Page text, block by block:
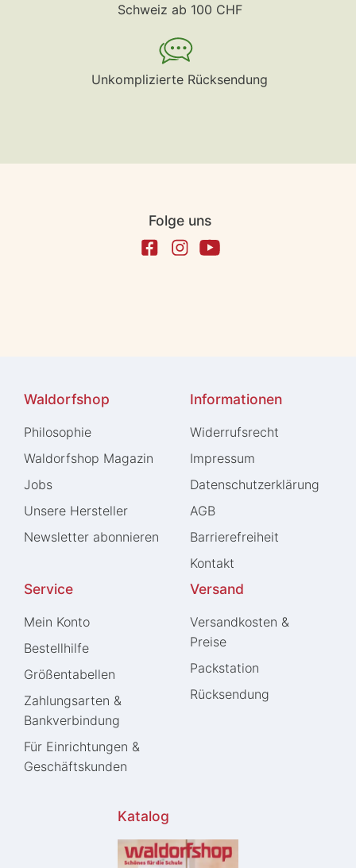
Schweiz ab 100 CHF
Unkomplizierte Rücksendung
Folge uns
Waldorfshop
Philosophie
Waldorfshop Magazin
Jobs
Unsere Hersteller
Newsletter abonnieren
Informationen
Widerrufs­recht
Impressum
Daten­schutz­erklärung
AGB
Barrierefreiheit
Kontakt
Service
Mein Konto
Bestellhilfe
Größentabellen
Zahlungsarten &
Bankverbindung
Für Einrichtungen &
Geschäftskunden
Versand
Versandkosten &
Preise
Packstation
Rücksendung
Katalog